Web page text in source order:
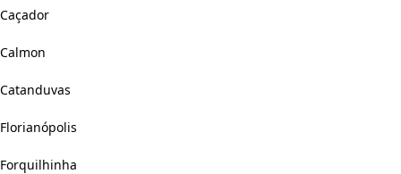
Caçador
Calmon
Catanduvas
Florianópolis
Forquilhinha